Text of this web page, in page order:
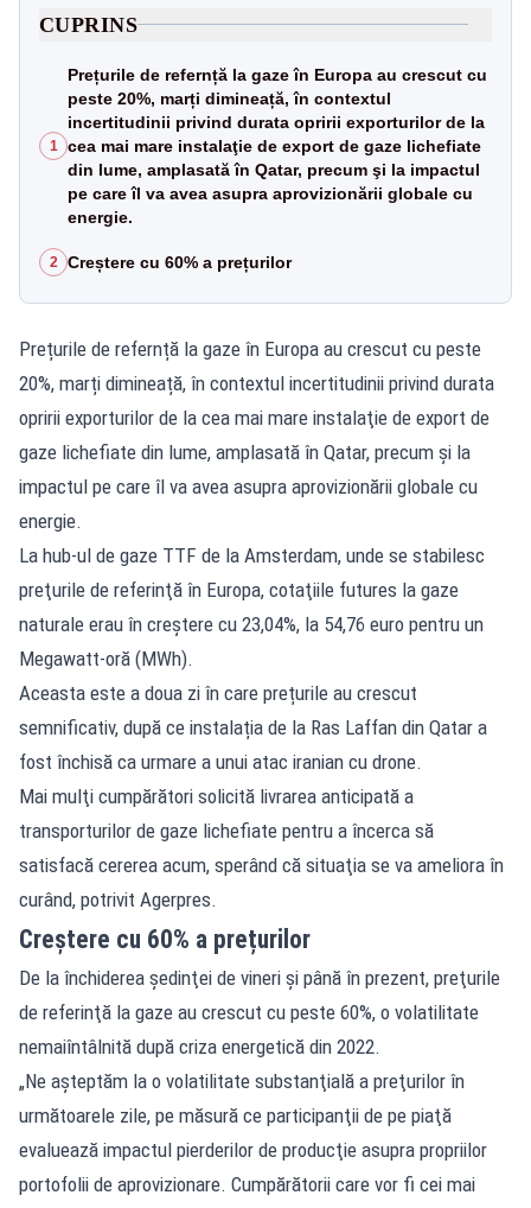
CUPRINS
1
Prețurile de refernță la gaze în Europa au crescut cu
peste 20%, marți dimineață, în contextul
incertitudinii privind durata opririi exporturilor de la
cea mai mare instalaţie de export de gaze lichefiate
din lume, amplasată în Qatar, precum şi la impactul
pe care îl va avea asupra aprovizionării globale cu
energie.
2 Creștere cu 60% a prețurilor
Prețurile de refernță la gaze în Europa au crescut cu peste
20%, marți dimineață, în contextul incertitudinii privind durata
opririi exporturilor de la cea mai mare instalaţie de export de
gaze lichefiate din lume, amplasată în Qatar, precum şi la
impactul pe care îl va avea asupra aprovizionării globale cu
energie.
La hub-ul de gaze TTF de la Amsterdam, unde se stabilesc
preţurile de referinţă în Europa, cotaţiile futures la gaze
naturale erau în creştere cu 23,04%, la 54,76 euro pentru un
Megawatt-oră (MWh).
Aceasta este a doua zi în care prețurile au crescut
semnificativ, după ce instalația de la Ras Laffan din Qatar a
fost închisă ca urmare a unui atac iranian cu drone.
Mai mulţi cumpărători solicită livrarea anticipată a
transporturilor de gaze lichefiate pentru a încerca să
satisfacă cererea acum, sperând că situaţia se va ameliora în
curând, potrivit Agerpres.
Creștere cu 60% a prețurilor
De la închiderea şedinţei de vineri şi până în prezent, preţurile
de referinţă la gaze au crescut cu peste 60%, o volatilitate
nemaiîntâlnită după criza energetică din 2022.
„Ne aşteptăm la o volatilitate substanţială a preţurilor în
următoarele zile, pe măsură ce participanţii de pe piaţă
evaluează impactul pierderilor de producţie asupra propriilor
portofolii de aprovizionare. Cumpărătorii care vor fi cei mai